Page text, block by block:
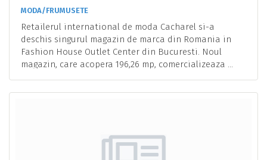
MODA/FRUMUSETE
Retailerul international de moda Cacharel si-a
deschis singurul magazin de marca din Romania in
Fashion House Outlet Center din Bucuresti. Noul
magazin, care acopera 196,26 mp, comercializeaza ...